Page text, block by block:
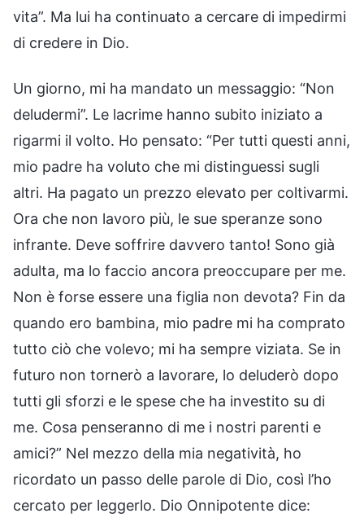
vita”. Ma lui ha continuato a cercare di impedirmi
di credere in Dio.
Un giorno, mi ha mandato un messaggio: “Non
deludermi”. Le lacrime hanno subito iniziato a
rigarmi il volto. Ho pensato: “Per tutti questi anni,
mio padre ha voluto che mi distinguessi sugli
altri. Ha pagato un prezzo elevato per coltivarmi.
Ora che non lavoro più, le sue speranze sono
infrante. Deve soffrire davvero tanto! Sono già
adulta, ma lo faccio ancora preoccupare per me.
Non è forse essere una figlia non devota? Fin da
quando ero bambina, mio padre mi ha comprato
tutto ciò che volevo; mi ha sempre viziata. Se in
futuro non tornerò a lavorare, lo deluderò dopo
tutti gli sforzi e le spese che ha investito su di
me. Cosa penseranno di me i nostri parenti e
amici?” Nel mezzo della mia negatività, ho
ricordato un passo delle parole di Dio, così l’ho
cercato per leggerlo. Dio Onnipotente dice: